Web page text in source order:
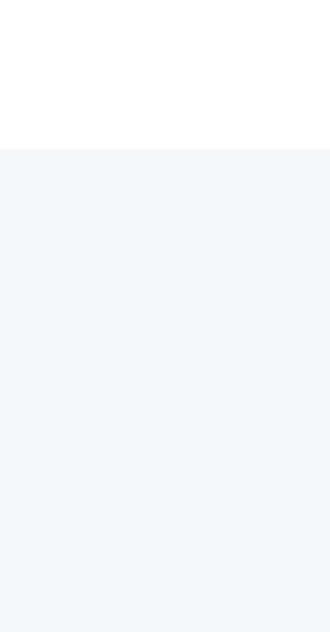
de femmes de 50 ans et plus
SICE de femmes